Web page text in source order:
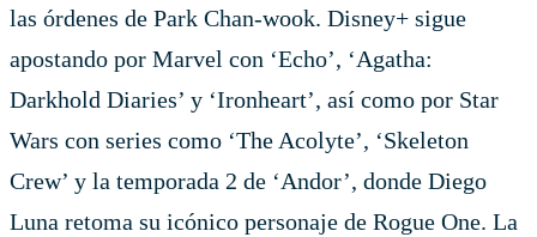
las órdenes de Park Chan-wook. Disney+ sigue
apostando por Marvel con ‘Echo’, ‘Agatha:
Darkhold Diaries’ y ‘Ironheart’, así como por Star
Wars con series como ‘The Acolyte’, ‘Skeleton
Crew’ y la temporada 2 de ‘Andor’, donde Diego
Luna retoma su icónico personaje de Rogue One. La